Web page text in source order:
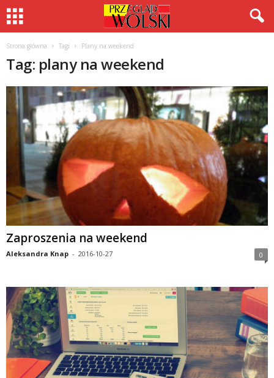
Strona główna Tagi Plany na weekend
Tag: plany na weekend
Zaproszenia na weekend
Aleksandra Knap - 2016-10-27 0